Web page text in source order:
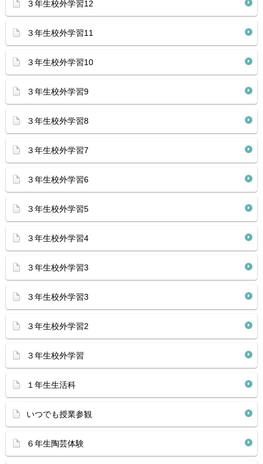
３年生校外学習12
３年生校外学習11
３年生校外学習10
３年生校外学習9
３年生校外学習8
３年生校外学習7
３年生校外学習6
３年生校外学習5
３年生校外学習4
３年生校外学習3
３年生校外学習3
３年生校外学習2
３年生校外学習
１年生生活科
いつでも授業参観
６年生陶芸体験